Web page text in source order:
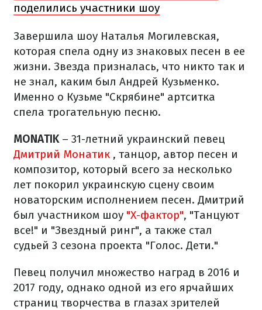
поделились участники шоу
Завершила шоу Наталья Могилевская,
которая спела одну из знаковых песен в ее
жизни. Звезда призналась, что никто так и
не знал, каким был Андрей Кузьменко.
Именно о Кузьме "Скрябине" артситка
спела трогательную песню.
MONATIK – 31-летний украинский певец
Дмитрий Монатик , танцор, автор песен и
композитор, который всего за несколько
лет покорил украинскую сцену своим
новаторским исполнением песен. Дмитрий
был участником шоу "X-фактор", "Танцуют
все!" и "Звездный ринг", а также стал
судьей 3 сезона проекта "Голос. Дети."
Певец получил множество наград в 2016 и
2017 году, однако одной из его ярчайших
страниц творчества в глазах зрителей